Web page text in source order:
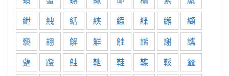
紲
絏 絬 綊 縀 緤 繲
纈
褻
翓 解 觧 觟 諧 謝
讗
躠
躞 鲑 靾 鞋 鞢 鞵
韰